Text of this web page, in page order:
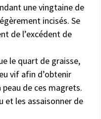
une vingtaine de
incisés. Se
de l’excédent de
le quart de graisse,
vif afin d’obtenir
de ces magrets.
et les assaisonner de